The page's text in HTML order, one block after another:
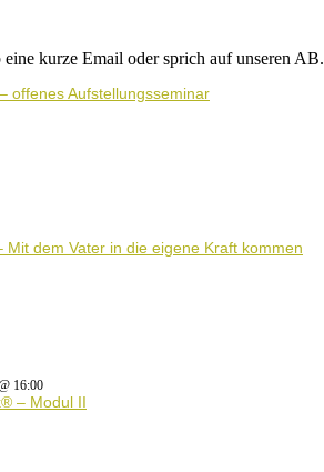
offenes Aufstellungsseminar
Mit dem Vater in die eigene Kraft kommen
16:00
– Modul II
eine kurze Email oder sprich auf unseren